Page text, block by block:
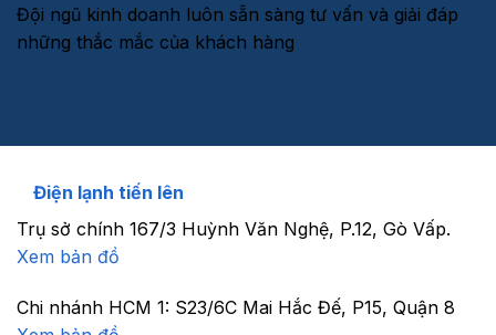
Đội ngũ kinh doanh luôn sẵn sàng tư vấn và giải đáp
những thắc mắc của khách hàng
Điện lạnh tiến lên
Trụ sở chính 167/3 Huỳnh Văn Nghệ, P.12, Gò Vấp.
Xem bản đồ
Chi nhánh HCM 1: S23/6C Mai Hắc Đế, P15, Quận 8